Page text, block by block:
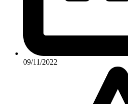
09/11/2022